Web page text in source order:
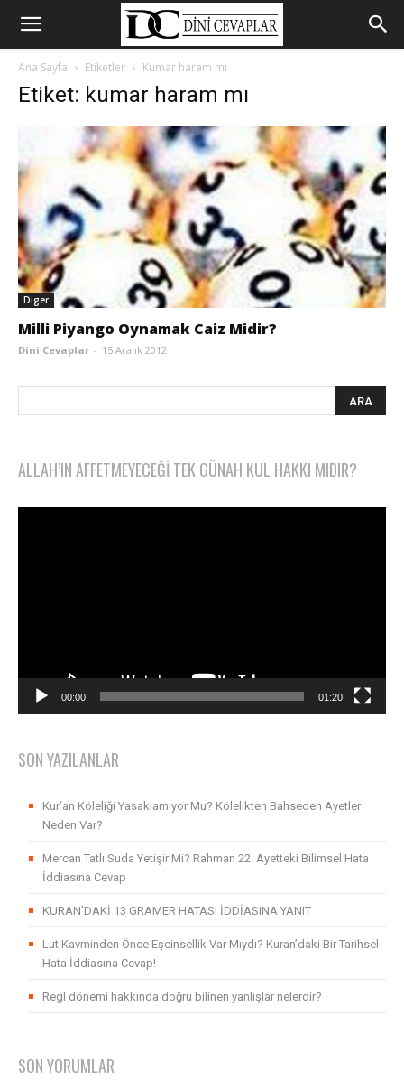
Ana Sayfa Etiketler Kumar haram mı
Etiket: kumar haram mı
Diger
Milli Piyango Oynamak Caiz Midir?
Dini Cevaplar - 15 Aralık 2012
ALLAH’IN AFFETMEYECEĞI TEK GÜNAH KUL HAKKI MIDIR?
00:00 01:20
SON YAZILANLAR
Kur’an Köleliği Yasaklamıyor Mu? Kölelikten Bahseden Ayetler
Neden Var?
Mercan Tatlı Suda Yetişir Mi? Rahman 22. Ayetteki Bilimsel Hata
İddiasına Cevap
KURAN’DAKİ 13 GRAMER HATASI İDDİASINA YANIT
Lut Kavminden Önce Eşcinsellik Var Mıydı? Kuran’daki Bir Tarihsel
Hata İddiasına Cevap!
Regl dönemi hakkında doğru bilinen yanlışlar nelerdir?
SON YORUMLAR